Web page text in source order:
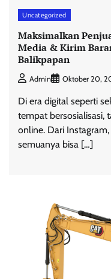
Uncategorized
Maksimalkan
Media & Kirim
Balikpapan
Admin Oktober 20,
Di era digital seperti
tempat bersosialisasi,
online. Dari Instagram,
semuanya bisa […]